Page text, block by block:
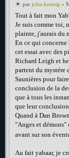
par john.koenig »
Tout à fait mon
Je suis comme toi,
plainte, j'aurais du
En ce qui concerne
cet essai avec des
Richard Leigh et
partent du mystére
Saunières pour
conclusion de la
que à tous les
que leur
Quand à Dan
"Anges et
avant sur son
Au fait yabaar, je